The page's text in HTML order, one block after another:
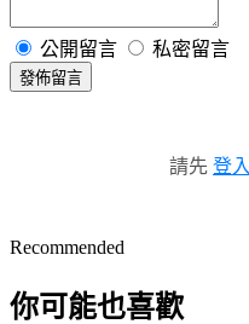
公開留言 私密留言
發佈留言
請先 登入
Recommended
你可能也喜歡